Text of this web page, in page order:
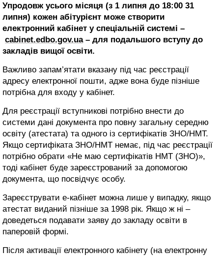
Упродовж усього місяця (з 1 липня до 18:00 31
липня) кожен абітурієнт може створити
електронний кабінет у спеціальній системі –
cabinet.edbo.gov.ua– для подальшого вступу до
закладів вищої освіти.
Важливо запам’ятати вказану під час реєстрації
адресу електронної пошти, адже вона буде пізніше
потрібна для входу у кабінет.
Для реєстрації вступникові потрібно внести до
системи дані документа про повну загальну середню
освіту (атестата) та одного із сертифікатів ЗНО/НМТ.
Якщо сертифіката ЗНО/НМТ немає, під час реєстрації
потрібно обрати «Не маю сертифікатів НМТ (ЗНО)»,
тоді кабінет буде зареєстрований за допомогою
документа, що посвідчує особу.
Зареєструвати е-кабінет можна лише у випадку, якщо
атестат виданий пізніше за 1998 рік. Якщо ж ні –
доведеться подавати заяву до закладу освіти в
паперовій формі.
Після активації електронного кабінету (на електронну